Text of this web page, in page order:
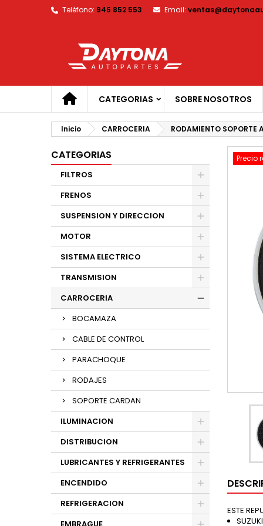
Teléfono: 945 852 553 Email:
CATEGORIAS SOBRE NOSOTROS
Inicio CARROCERIA RODAMIENTO
CATEGORIAS
FILTROS
FRENOS
SUSPENSION Y DIRECCION
MOTOR
SISTEMA ELECTRICO
TRANSMISION
CARROCERIA
BOCAMAZA
CABLE DE CONTROL
PARACHOQUE
RODAJES
SOPORTE CARDAN
ILUMINACION
DISTRIBUCION
LUBRICANTES Y REFRIGERANTES
ENCENDIDO
REFRIGERACION
Precio
ESTE